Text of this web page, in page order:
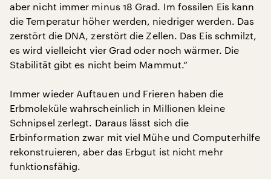
aber nicht immer minus 18 Grad. Im fossilen Eis kann
die Temperatur höher werden, niedriger werden. Das
zerstört die DNA, zerstört die Zellen. Das Eis schmilzt,
es wird vielleicht vier Grad oder noch wärmer. Die
Stabilität gibt es nicht beim Mammut.“
Immer wieder Auftauen und Frieren haben die
Erbmoleküle wahrscheinlich in Millionen kleine
Schnipsel zerlegt. Daraus lässt sich die
Erbinformation zwar mit viel Mühe und Computerhilfe
rekonstruieren, aber das Erbgut ist nicht mehr
funktionsfähig.